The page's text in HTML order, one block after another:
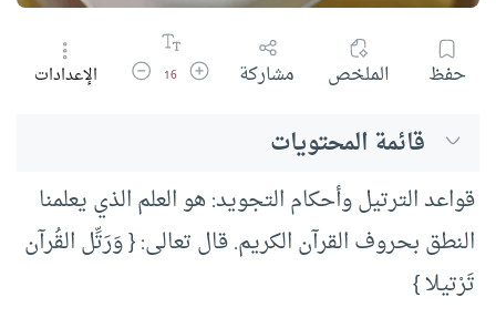
حفظ الملخص مشاركة زيادة حجم الخط
16 تقليل حجم الخط
الإعدادات
قائمة المحتويات
قواعد الترتيل وأحكام التجويد: هو العلم الذي يعلمنا
النطق بحروف القرآن الكريم. قال تعالى: { وَرَتِّل القُرآن
تَرْتيلا }